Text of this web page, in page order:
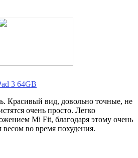
3 64GB
Красивый вид, довольно точные, не
очень просто. Легко
Mi Fit, благодаря этому очень
весом во время похудения.